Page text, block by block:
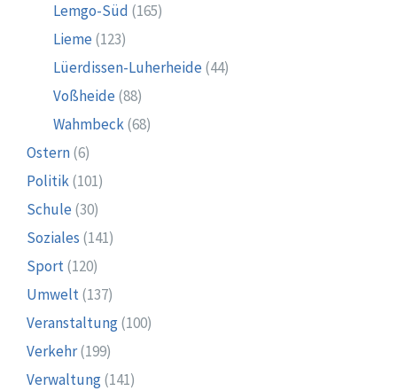
Lemgo-Süd (165)
Lieme (123)
Lüerdissen-Luherheide (44)
Voßheide (88)
Wahmbeck(68)
Ostern(6)
Politik(101)
Schule (30)
Soziales (141)
Sport(120)
Umwelt(137)
Veranstaltung(100)
Verkehr(199)
Verwaltung(141)